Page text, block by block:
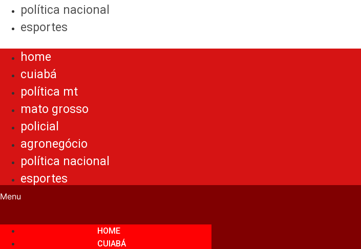
política nacional
esportes
home
cuiabá
política mt
mato grosso
policial
agronegócio
política nacional
esportes
Menu
HOME
CUIABÁ